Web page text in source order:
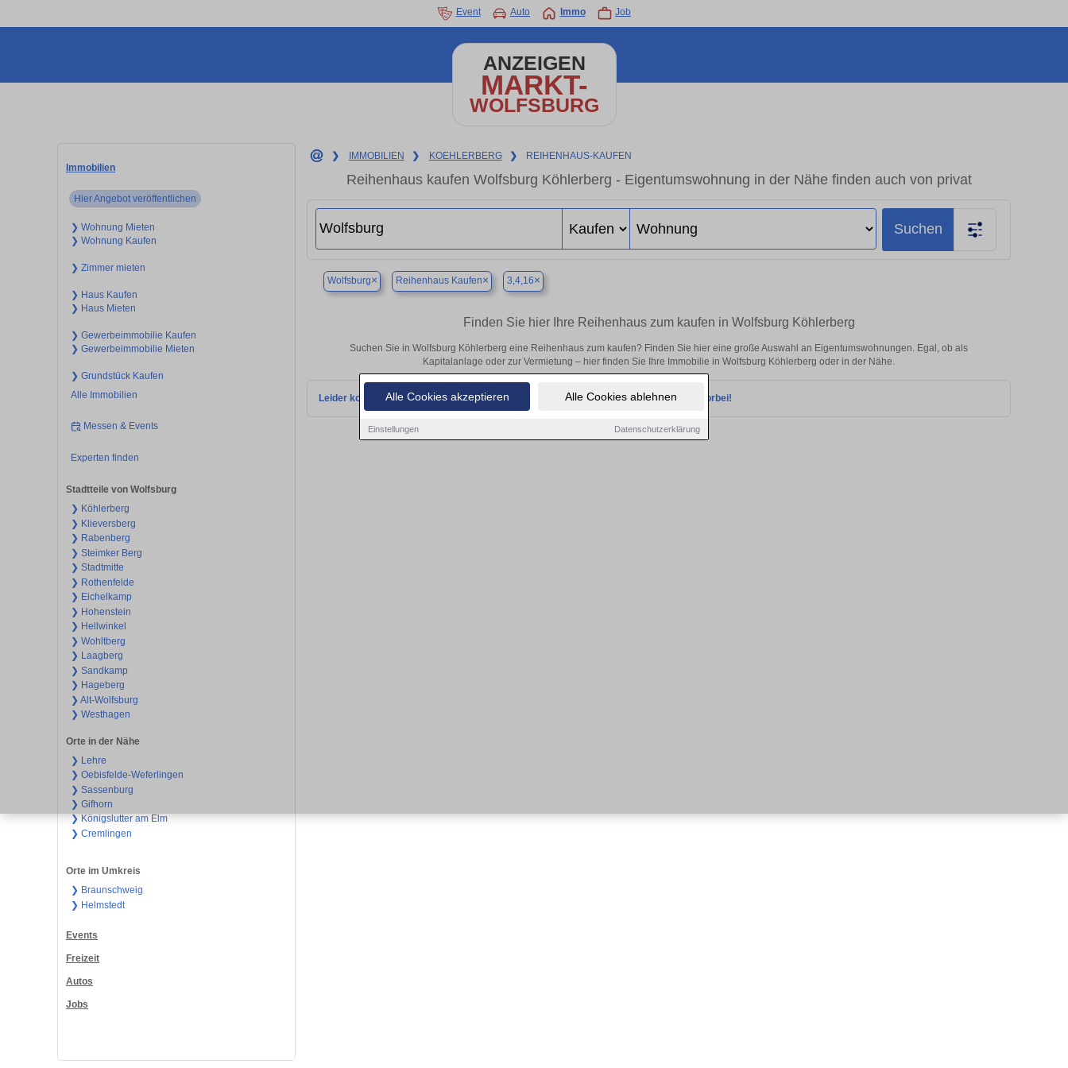
Alle Cookies akzeptieren Alle Cookies ablehnen
Einstellungen Datenschutzerklärung
Event Auto Immo Job
ANZEIGEN
MARKT-
WOLFSBURG
Immobilien
Hier Angebot veröffentlichen
❯ Wohnung Mieten
❯ Wohnung Kaufen
❯ Zimmer mieten
❯ Haus Kaufen
❯ Haus Mieten
❯ Gewerbeimmobilie Kaufen
❯ Gewerbeimmobilie Mieten
❯ Grundstück Kaufen
Alle Immobilien
Messen & Events
Experten finden
Stadtteile von Wolfsburg
❯ Köhlerberg
❯ Klieversberg
❯ Rabenberg
❯ Steimker Berg
❯ Stadtmitte
❯ Rothenfelde
❯ Eichelkamp
❯ Hohenstein
❯ Hellwinkel
❯ Wohltberg
❯ Laagberg
❯ Sandkamp
❯ Hageberg
❯ Alt-Wolfsburg
❯ Westhagen
Orte in der Nähe
❯ Lehre
❯ Oebisfelde-Weferlingen
❯ Sassenburg
❯ Gifhorn
❯ Königslutter am Elm
❯ Cremlingen
Orte im Umkreis
❯ Braunschweig
❯ Helmstedt
Events
Freizeit
Autos
Jobs
❯ IMMOBILIEN ❯ KOEHLERBERG ❯ REIHENHAUS-KAUFEN
Reihenhaus kaufen Wolfsburg Köhlerberg - Eigentumswohnung in der Nähe finden auch von privat
Suchen
Wolfsburg× Reihenhaus Kaufen× 3,4,16×
Finden Sie hier Ihre Reihenhaus zum kaufen in Wolfsburg Köhlerberg
Suchen Sie in Wolfsburg Köhlerberg eine Reihenhaus zum kaufen? Finden Sie hier eine große Auswahl an Eigentumswohnungen. Egal, ob als
Kapitalanlage oder zur Vermietung – hier finden Sie Ihre Immobilie in Wolfsburg Köhlerberg oder in der Nähe.
Leider konnten wir derzeit keine passenden Objekte finden. Schauen Sie bald wieder vorbei!